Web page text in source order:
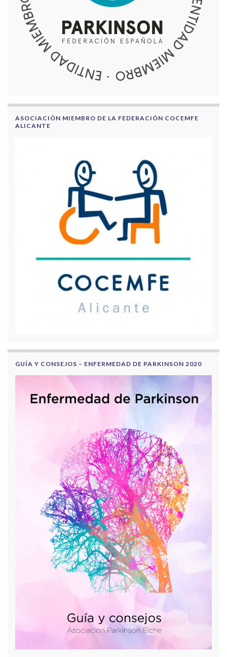
ASOCIACIÓN MIEMBRO DE LA FEDERACIÓN COCEMFE
ALICANTE
GUÍA Y CONSEJOS – ENFERMEDAD DE PARKINSON 2020